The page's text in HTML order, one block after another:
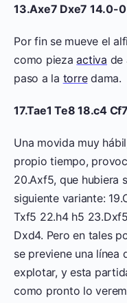
13.Axe7 Dxe7 14.0-
Por fin se mueve el
como piezaactiva de
paso a la torredama.
17.Tae1 Te8 18.c4 Cf7
Una movida muy
propio tiempo,
20.Axf5, que hubiera
siguiente variante:
Txf5 22.h4 h5
Dxd4. Pero en tales
se previene una línea
explotar, y esta
como pronto lo